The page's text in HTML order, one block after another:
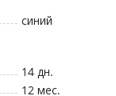
синий
14 дн.
12 мес.